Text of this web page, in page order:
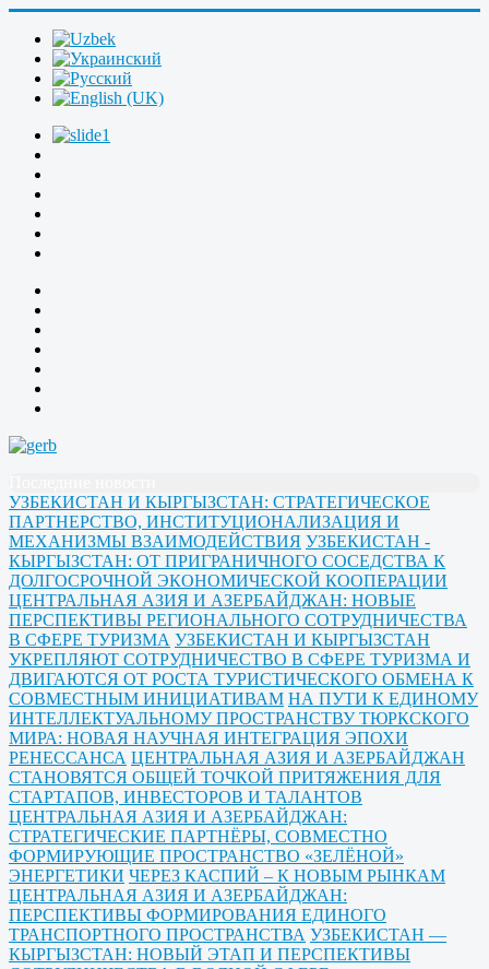
УЗБЕКИСТАН И КЫРГЫЗСТАН: СТРАТЕГИЧЕСКОЕ
ПАРТНЕРСТВО, ИНСТИТУЦИОНАЛИЗАЦИЯ И
МЕХАНИЗМЫ ВЗАИМОДЕЙСТВИЯ УЗБЕКИСТАН -
КЫРГЫЗСТАН: ОТ ПРИГРАНИЧНОГО СОСЕДСТВА К
ДОЛГОСРОЧНОЙ ЭКОНОМИЧЕСКОЙ КООПЕРАЦИИ
ЦЕНТРАЛЬНАЯ АЗИЯ И АЗЕРБАЙДЖАН: НОВЫЕ
ПЕРСПЕКТИВЫ РЕГИОНАЛЬНОГО СОТРУДНИЧЕСТВА
В СФЕРЕ ТУРИЗМА УЗБЕКИСТАН И КЫРГЫЗСТАН
УКРЕПЛЯЮТ СОТРУДНИЧЕСТВО В СФЕРЕ ТУРИЗМА И
ДВИГАЮТСЯ ОТ РОСТА ТУРИСТИЧЕСКОГО ОБМЕНА К
СОВМЕСТНЫМ ИНИЦИАТИВАМ НА ПУТИ К ЕДИНОМУ
ИНТЕЛЛЕКТУАЛЬНОМУ ПРОСТРАНСТВУ ТЮРКСКОГО
МИРА: НОВАЯ НАУЧНАЯ ИНТЕГРАЦИЯ ЭПОХИ
РЕНЕССАНСА ЦЕНТРАЛЬНАЯ АЗИЯ И АЗЕРБАЙДЖАН
СТАНОВЯТСЯ ОБЩЕЙ ТОЧКОЙ ПРИТЯЖЕНИЯ ДЛЯ
СТАРТАПОВ, ИНВЕСТОРОВ И ТАЛАНТОВ
ЦЕНТРАЛЬНАЯ АЗИЯ И АЗЕРБАЙДЖАН:
СТРАТЕГИЧЕСКИЕ ПАРТНЁРЫ, СОВМЕСТНО
ФОРМИРУЮЩИЕ ПРОСТРАНСТВО «ЗЕЛЁНОЙ»
ЭНЕРГЕТИКИ ЧЕРЕЗ КАСПИЙ – К НОВЫМ РЫНКАМ
ЦЕНТРАЛЬНАЯ АЗИЯ И АЗЕРБАЙДЖАН:
ПЕРСПЕКТИВЫ ФОРМИРОВАНИЯ ЕДИНОГО
ТРАНСПОРТНОГО ПРОСТРАНСТВА УЗБЕКИСТАН —
КЫРГЫЗСТАН: НОВЫЙ ЭТАП И ПЕРСПЕКТИВЫ